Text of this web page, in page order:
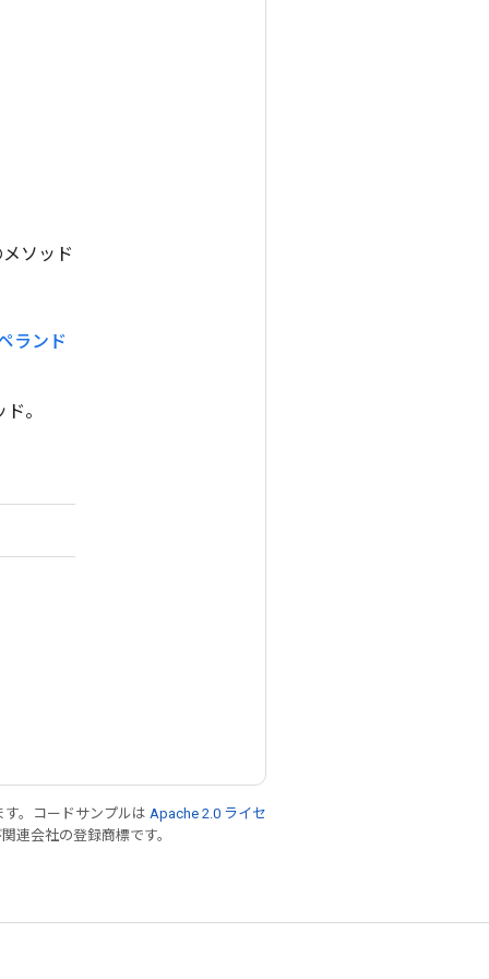
ソッド
ランド
。
。コードサンプルは Apache 2.0 ライセ
連会社の登録商標です。